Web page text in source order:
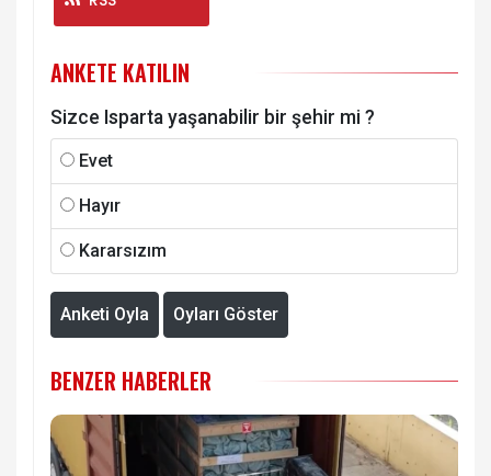
ANKETE KATILIN
Sizce Isparta yaşanabilir bir şehir mi ?
Evet
Hayır
Kararsızım
Anketi Oyla Oyları Göster
BENZER HABERLER